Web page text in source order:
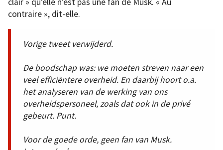
contraire », dit-elle.
Vorige tweet verwijderd.
De boodschap was: we moeten streven naar een
veel efficiëntere overheid. En daarbij hoort o.a.
het analyseren van de werking van ons
overheidspersoneel, zoals dat ook in de privé
gebeurt. Punt.
Voor de goede orde, geen fan van Musk.